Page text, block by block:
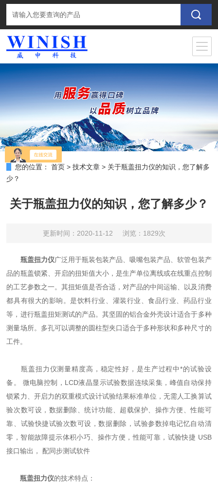
您的位置： 首页 >技术文章 > 关于瓶盖扭力仪的知识，您了解多
少？
关于瓶盖扭力仪的知识，您了解多少？
更新时间：2020-11-12 浏览：1829次
瓶盖扭力仪广泛用于瓶装包装产品、吸嘴包装产品、软管包装产
品的瓶盖锁紧、开启的扭矩值大小，是生产单位离线或在线重点控制
的工艺参数之一。其扭矩值是否合适，对产品的中间运输、以及消费
都具有很大的影响。是饮料行业、灌装行业、食品行业、药品行业
等，进行瓶盖扭矩测试的产品。其坚固的铝合金外壳设计适合于多种
测量场所。多孔可以调整的圆柱型夹口适合于多种形状和多种尺寸的
工件。
瓶盖扭力仪测量精度高，稳定性好，是生产过程中*的试验设
备。 微电脑控制，LCD液晶显示试验数据连续采集，峰值自动保持
锁紧力、开启力的双重模式设计试验结果标准单位，无需人工换算试
验次数可设，数据删除、统计功能、超载保护、操作方便、性能可
靠、试验快捷试验次数可设，数据删除，试验参数掉电记忆自动清
零，智能故障提示体积小巧、操作方便，性能可靠，试验快捷 USB
接口输出， 配同步测试软件
瓶盖扭力仪的技术特点：